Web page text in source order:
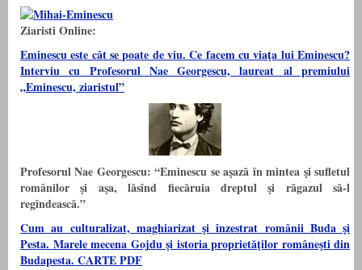
Ziaristi Online:
Eminescu este cât se poate de viu. Ce facem cu viaţa lui Eminescu?
Interviu cu Profesorul Nae Georgescu, laureat al premiului
„Eminescu, ziaristul”
Profesorul Nae Georgescu: “Eminescu se aşază în mintea şi sufletul
românilor şi aşa, lăsînd fiecăruia dreptul şi răgazul să-l
regîndească.”
Cum au culturalizat, maghiarizat şi înzestrat românii Buda şi
Pesta. Marele mecena Gojdu şi istoria proprietăţilor româneşti din
Budapesta. CARTE PDF